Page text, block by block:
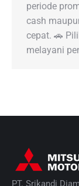
periode
cash
cepat. 🚗
melayani
PT. Srikandi